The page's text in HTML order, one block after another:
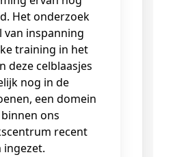
Het onderzoek
van inspanning
training in het
deze celblaasjes
nog in de
een domein
ons
recent
ingezet.